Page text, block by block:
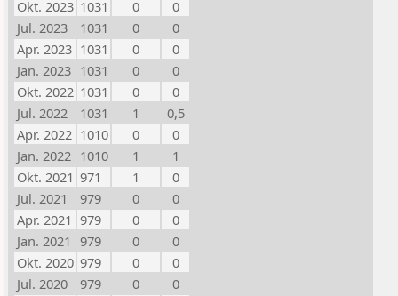
Okt. 2023 1031 0
0
Jul. 2023
1031 0
0
Apr. 2023 1031 0
0
Jan. 2023 1031 0
0
Okt. 2022 1031 0
0
Jul. 2022
1031 1
0,5
Apr. 2022 1010 0
0
Jan. 2022 1010 1
1
Okt. 2021 971 1
0
Jul. 2021
979 0
0
Apr. 2021 979 0
0
Jan. 2021 979 0
0
Okt. 2020 979 0
0
Jul. 2020
979 0
0